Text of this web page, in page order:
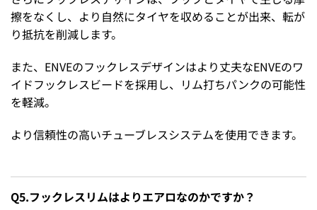
擦をなくし、より自然にタイヤを収めることが出来、転が
り抵抗を削減します。
また、ENVEのフックレスデザインはより丈夫なENVEのワ
イドフックレスビードを採用し、リム打ちパンクの可能性
を軽減。
より信頼性の高いチューブレスシステムを使用できます。
Q5.フックレスリムはよりエアロなのかですか？